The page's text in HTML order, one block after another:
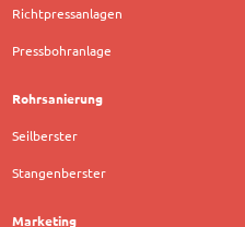
Richtpressanlagen
Pressbohranlage
Rohrsanierung
Seilberster
Stangenberster
Marketing